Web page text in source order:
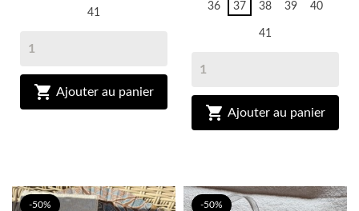
41
 Ajouter au panier
36 37 38 39 40
41
 Ajouter au panier
-50% -50%